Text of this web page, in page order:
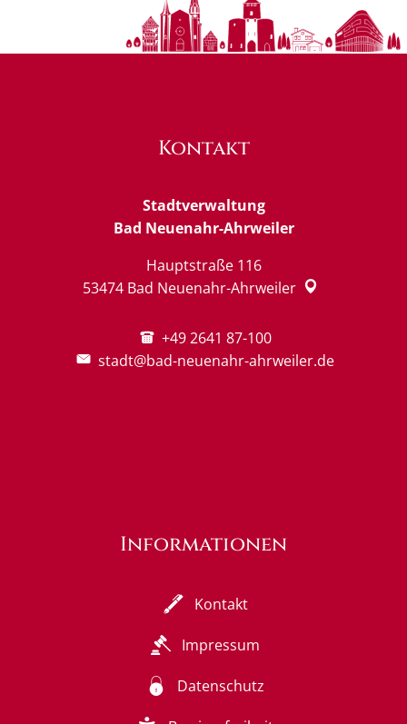
Kontakt
Stadtverwaltung
Bad Neuenahr-Ahrweiler
Hauptstraße 116
53474 Bad Neuenahr-Ahrweiler
+49 2641 87-100
stadt@bad-neuenahr-ahrweiler.de
Informationen
Kontakt
Impressum
Datenschutz